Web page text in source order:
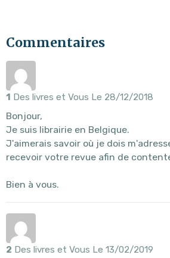
Commentaires
1 Des livres et Vous Le 28/12/2018
Bonjour,
Je suis librairie en Belgique.
J'aimerais savoir où je dois
recevoir votre revue afin de
Bien à vous.
2 Des livres et Vous Le 13/02/2019